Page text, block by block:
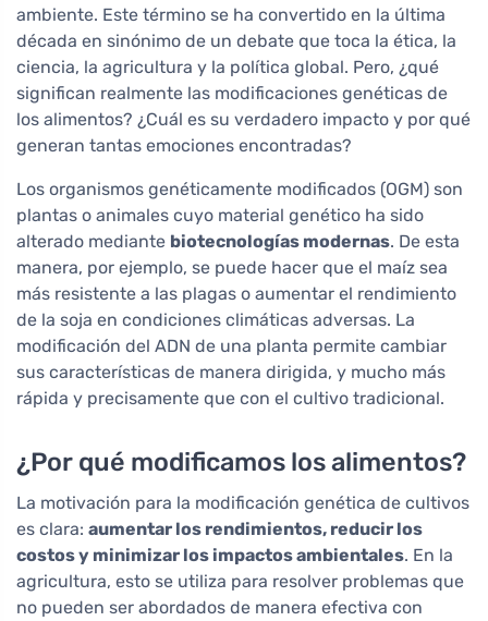
ambiente. Este término se ha convertido en la última
década en sinónimo de un debate que toca la ética, la
ciencia, la agricultura y la política global. Pero, ¿qué
significan realmente las modificaciones genéticas de
los alimentos? ¿Cuál es su verdadero impacto y por qué
generan tantas emociones encontradas?
Los organismos genéticamente modificados (OGM) son
plantas o animales cuyo material genético ha sido
alterado mediante biotecnologías modernas. De esta
manera, por ejemplo, se puede hacer que el maíz sea
más resistente a las plagas o aumentar el rendimiento
de la soja en condiciones climáticas adversas. La
modificación del ADN de una planta permite cambiar
sus características de manera dirigida, y mucho más
rápida y precisamente que con el cultivo tradicional.
¿Por qué modificamos los alimentos?
La motivación para la modificación genética de cultivos
es clara: aumentar los rendimientos, reducir los
costos y minimizar los impactos ambientales. En la
agricultura, esto se utiliza para resolver problemas que
no pueden ser abordados de manera efectiva con